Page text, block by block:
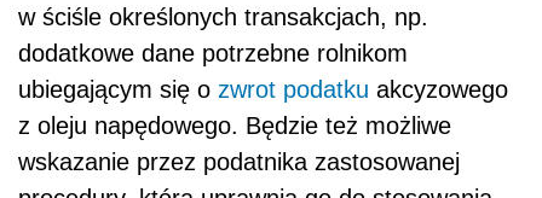
w ściśle określonych transakcjach, np.
dodatkowe dane potrzebne rolnikom
ubiegającym się o zwrot podatku akcyzowego
z oleju napędowego. Będzie też możliwe
wskazanie przez podatnika zastosowanej